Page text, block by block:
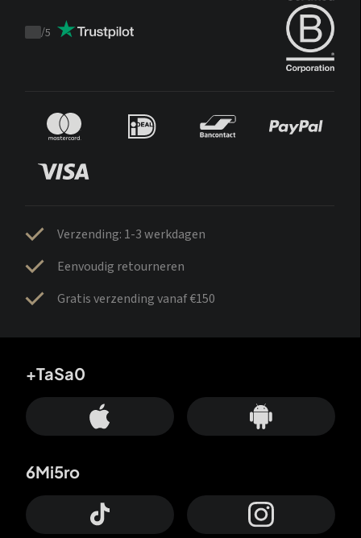
Trustpilot
/5
Verzending: 1-3 werkdagen
Eenvoudig retourneren
Gratis verzending vanaf €150
+TaSa0
6Mi5ro